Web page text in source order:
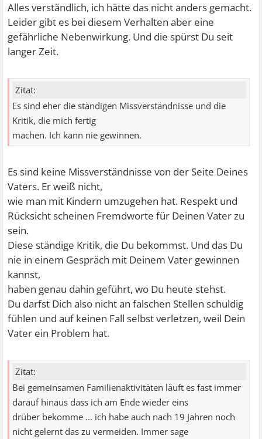
Alles verständlich, ich hätte das nicht anders gemacht.
Leider gibt es bei diesem Verhalten aber eine
gefährliche Nebenwirkung. Und die spürst Du seit
langer Zeit.
Zitat:
Es sind eher die ständigen Missverständnisse und die
Kritik, die mich fertig
machen. Ich kann nie gewinnen.
Es sind keine Missverständnisse von der Seite Deines
Vaters. Er weiß nicht,
wie man mit Kindern umzugehen hat. Respekt und
Rücksicht scheinen Fremdworte für Deinen Vater zu
sein.
Diese ständige Kritik, die Du bekommst. Und das Du
nie in einem Gespräch mit Deinem Vater gewinnen
kannst,
haben genau dahin geführt, wo Du heute stehst.
Du darfst Dich also nicht an falschen Stellen schuldig
fühlen und auf keinen Fall selbst verletzen, weil Dein
Vater ein Problem hat.
Zitat:
Bei gemeinsamen Familienaktivitäten läuft es fast immer
darauf hinaus dass ich am Ende wieder eins
drüber bekomme ... ich habe auch nach 19 Jahren noch
nicht gelernt das zu vermeiden. Immer sage